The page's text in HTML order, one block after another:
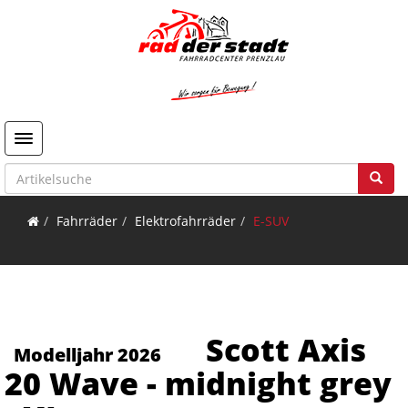
Toggle navigation
Fahrräder Elektrofahrräder E-SUV
Modelljahr 2026
Scott Axis
20 Wave - midnight grey